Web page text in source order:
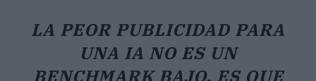
LA PEOR PUBLICIDAD PARA
UNA IA NO ES UN
BENCHMARK BAJO, ES QUE